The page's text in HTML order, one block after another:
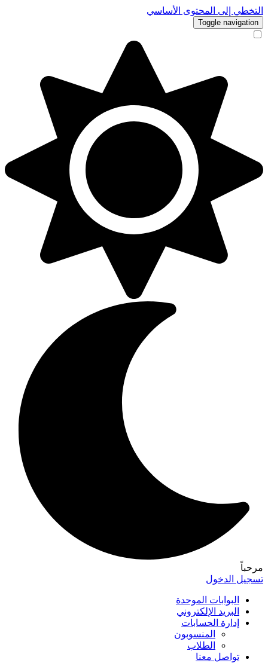
التخطي إلى المحتوى الأساسي
Toggle navigation
مرحباً
تسجيل الدخول
البوابات الموحدة
البريد الإلكتروني
إدارة الحسابات
المنسوبون
الطلاب
تواصل معنا